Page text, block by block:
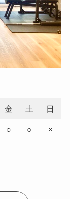
金 土 日
○ ○ ×